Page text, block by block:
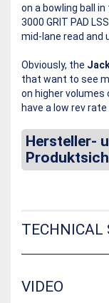
on a bowling ball in
3000 GRIT PAD
mid-lane read and
Obviously, the
that want to see
on higher volumes
have a low rev
Hersteller-
TECHNICAL
VIDEO